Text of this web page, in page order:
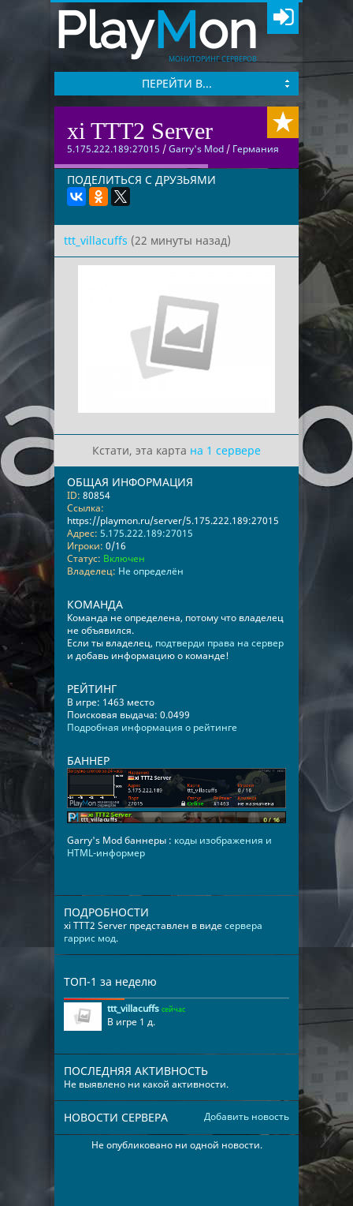
PlayMon
МОНИТОРИНГ СЕРВЕРОВ
ПЕРЕЙТИ В...
xi TTT2 Server
5.175.222.189:27015 /Garry's Mod / Германия
ПОДЕЛИТЬСЯ С ДРУЗЬЯМИ
ttt_villacuffs (22 минуты назад)
Кстати, эта карта на 1 сервере
ОБЩАЯ ИНФОРМАЦИЯ
ID: 80854
Ссылка:
https://playmon.ru/server/5.175.222.189:27015
Адрес: 5.175.222.189:27015
Игроки: 0/16
Статус: Включен
Владелец: Не определён
КОМАНДА
Команда не определена, потому что владелец
не объявился.
Если ты владелец, подтверди права на сервер
и добавь информацию о команде!
РЕЙТИНГ
В игре: 1463 место
Поисковая выдача: 0.0499
Подробная информация о рейтинге
БАННЕР
Garry's Mod баннеры : коды изображения и
HTML-информер
ПОДРОБНОСТИ
xi TTT2 Server представлен в видесервера
гаррис мод.
ТОП-1 за неделю
ttt_villacuffs сейчас
В игре 1 д.
ПОСЛЕДНЯЯ АКТИВНОСТЬ
Не выявлено ни какой активности.
Добавить новость
НОВОСТИ СЕРВЕРА
Не опубликовано ни одной новости.